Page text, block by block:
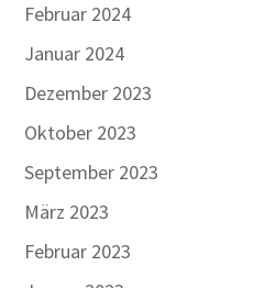
Februar 2024
Januar 2024
Dezember 2023
Oktober 2023
September 2023
März 2023
Februar 2023